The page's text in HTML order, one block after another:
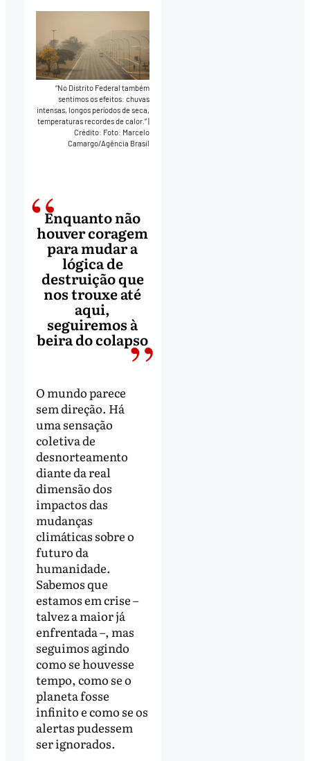
“No Distrito Federal também
sentimos os efeitos: chuvas
intensas, longos períodos de seca,
temperaturas recordes de calor.”|
Crédito: Foto: Marcelo
Camargo/Agência Brasil
Enquanto não
houver coragem
para mudar a
lógica de
destruição que
nos trouxe até
aqui,
seguiremos à
beira do colapso
O mundo parece
sem direção. Há
uma sensação
coletiva de
desnorteamento
diante da real
dimensão dos
impactos das
mudanças
climáticas sobre o
futuro da
humanidade.
Sabemos que
estamos em crise –
talvez a maior já
enfrentada –, mas
seguimos agindo
como se houvesse
tempo, como se o
planeta fosse
infinito e como se os
alertas pudessem
ser ignorados.